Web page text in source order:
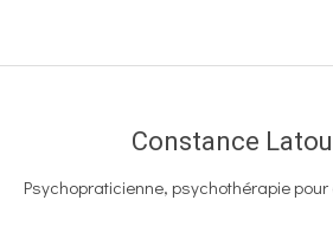
Constance
Psychopraticienne, psychothérapie